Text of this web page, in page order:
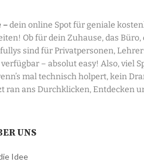
–dein online Spot für geniale
Ob für dein Zuhause, das Büro,
sind für Privatpersonen,
– absolut easy! Also, viel
mal technisch holpert, kein
ran ans Durchklicken, Entdecken
UNS
Idee